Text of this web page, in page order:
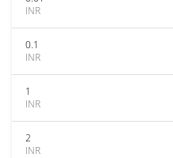
INR
0.1
INR
1
INR
2
INR